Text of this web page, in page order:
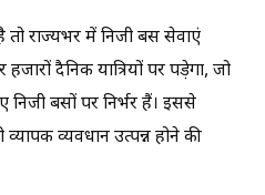
तो राज्यभर में निजी बस सेवाएं
दैनिक यात्रियों पर पड़ेगा, जो
बसों पर निर्भर हैं। इससे
व्यवधान उत्पन्न होने की